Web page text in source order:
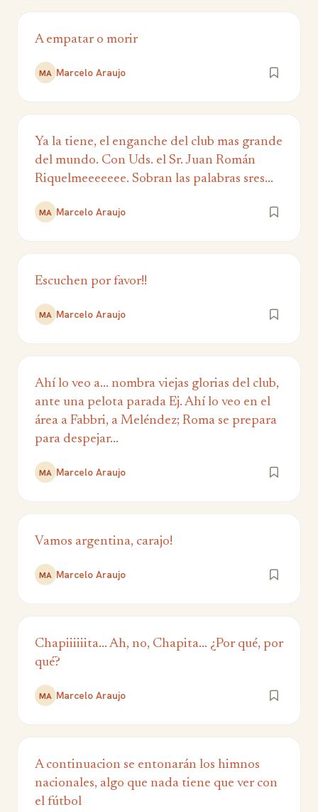
A empatar o morir
MA Marcelo Araujo
Ya la tiene, el enganche del club mas grande
del mundo. Con Uds. el Sr. Juan Román
Riquelmeeeeeee. Sobran las palabras sres...
MA Marcelo Araujo
Escuchen por favor!!
MA Marcelo Araujo
Ahí lo veo a... nombra viejas glorias del club,
ante una pelota parada Ej. Ahí lo veo en el
área a Fabbri, a Meléndez; Roma se prepara
para despejar...
MA Marcelo Araujo
Vamos argentina, carajo!
MA Marcelo Araujo
Chapiiiiiita... Ah, no, Chapita... ¿Por qué, por
qué?
MA Marcelo Araujo
A continuacion se entonarán los himnos
nacionales, algo que nada tiene que ver con
el fútbol